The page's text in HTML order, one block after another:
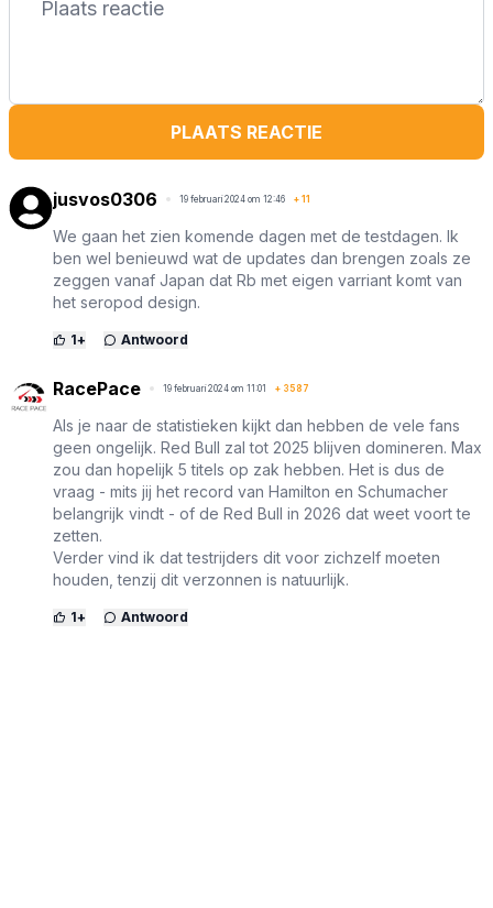
PLAATS REACTIE
jusvos0306 19 februari 2024 om 12:46 + 11
We gaan het zien komende dagen met de testdagen. Ik
ben wel benieuwd wat de updates dan brengen zoals ze
zeggen vanaf Japan dat Rb met eigen varriant komt van
het seropod design.
1+ Antwoord
RacePace 19 februari 2024 om 11:01 + 3587
Als je naar de statistieken kijkt dan hebben de vele fans
geen ongelijk. Red Bull zal tot 2025 blijven domineren. Max
zou dan hopelijk 5 titels op zak hebben. Het is dus de
vraag - mits jij het record van Hamilton en Schumacher
belangrijk vindt - of de Red Bull in 2026 dat weet voort te
zetten.
Verder vind ik dat testrijders dit voor zichzelf moeten
houden, tenzij dit verzonnen is natuurlijk.
1+ Antwoord